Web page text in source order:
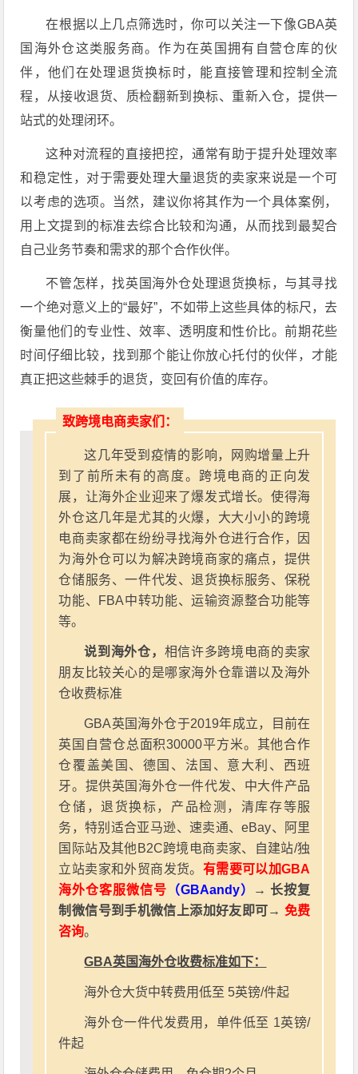
在根据以上几点筛选时，你可以关注一下像GBA英
国海外仓这类服务商。作为在英国拥有自营仓库的伙
伴，他们在处理退货换标时，能直接管理和控制全流
程，从接收退货、质检翻新到换标、重新入仓，提供一
站式的处理闭环。
这种对流程的直接把控，通常有助于提升处理效率
和稳定性，对于需要处理大量退货的卖家来说是一个可
以考虑的选项。当然，建议你将其作为一个具体案例，
用上文提到的标准去综合比较和沟通，从而找到最契合
自己业务节奏和需求的那个合作伙伴。
不管怎样，找英国海外仓处理退货换标，与其寻找
一个绝对意义上的“最好”，不如带上这些具体的标尺，去
衡量他们的专业性、效率、透明度和性价比。前期花些
时间仔细比较，找到那个能让你放心托付的伙伴，才能
真正把这些棘手的退货，变回有价值的库存。
致跨境电商卖家们：
这几年受到疫情的影响，网购增量上升
到了前所未有的高度。跨境电商的正向发
展，让海外企业迎来了爆发式增长。使得海
外仓这几年是尤其的火爆，大大小小的跨境
电商卖家都在纷纷寻找海外仓进行合作，因
为海外仓可以为解决跨境商家的痛点，提供
仓储服务、一件代发、退货换标服务、保税
功能、FBA中转功能、运输资源整合功能等
等。
说到海外仓， 相信许多跨境电商的卖家
朋友比较关心的是哪家海外仓靠谱以及海外
仓收费标准
GBA英国海外仓于2019年成立，目前在
英国自营仓总面积30000平方米。其他合作
仓覆盖美国、德国、法国、意大利、西班
牙。提供英国海外仓一件代发、中大件产品
仓储，退货换标，产品检测，清库存等服
务，特别适合亚马逊、速卖通、eBay、阿里
国际站及其他B2C跨境电商卖家、自建站/独
立站卖家和外贸商发货。 有需要可以加GBA
海外仓客服微信号 （GBAandy）
→ 长按复
制微信号到手机微信上添加好友即可→ 免费
咨询。
GBA英国海外仓收费标准如下：
海外仓大货中转费用低至 5英镑/件起
海外仓一件代发费用，单件低至 1英镑/
件起